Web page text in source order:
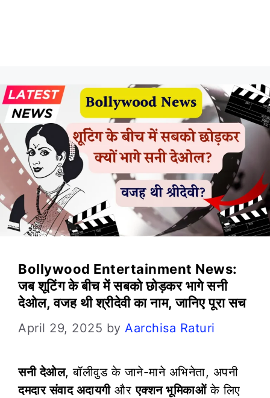
Bollywood Entertainment News:
जब शूटिंग के बीच में सबको छोड़कर भागे सनी
देओल, वजह थी श्रीदेवी का नाम, जानिए पूरा सच
April 29, 2025 by Aarchisa Raturi
सनी देओल, बॉलीवुड के जाने-माने अभिनेता, अपनी
दमदार संवाद अदायगीऔरएक्शन भूमिकाओंके लिए